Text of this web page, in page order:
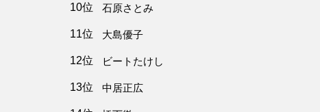
10位 石原さとみ
11位 大島優子
12位 ビートたけし
13位 中居正広